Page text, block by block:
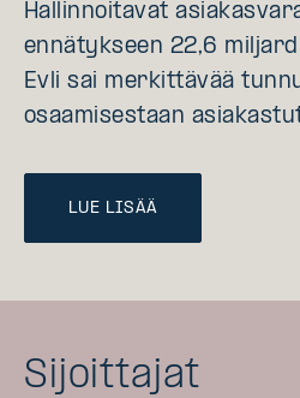
Hallinnoitavat
ennätykseen 22,6
Evli sai merkittävää
osaamisestaan
LUE LISÄÄ
Sijoittajat